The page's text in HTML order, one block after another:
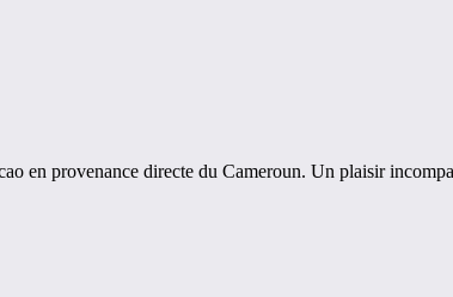
en provenance directe du Cameroun. Un plaisir